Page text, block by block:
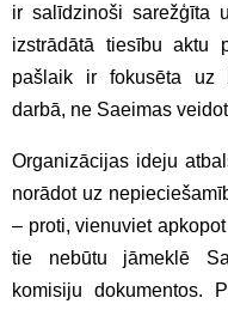
ir salīdzinoši sarežģīta
izstrādātā tiesību aktu
pašlaik ir fokusēta uz
darbā, ne Saeimas
Organizācijas ideju
norādot uz
– proti, vienuviet
tie nebūtu jāmeklē
komisiju dokumentos.